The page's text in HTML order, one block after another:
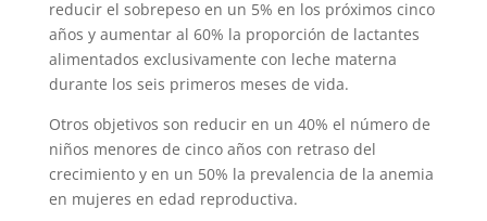
reducir el sobrepeso en un 5% en los próximos cinco
años y aumentar al 60% la proporción de lactantes
alimentados exclusivamente con leche materna
durante los seis primeros meses de vida.
Otros objetivos son reducir en un 40% el número de
niños menores de cinco años con retraso del
crecimiento y en un 50% la prevalencia de la anemia
en mujeres en edad reproductiva.